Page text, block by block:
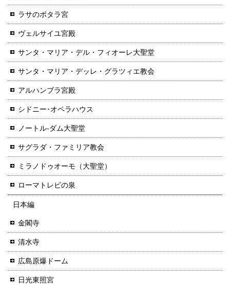
ラサのポタラ宮
ヴェルサイユ宮殿
サンタ・マリア・デル・フィオーレ大聖堂
サンタ・マリア・デッレ・グラツィエ教会
アルハンブラ宮殿
シドニー･オペラハウス
ノートル-ダム大聖堂
サグラダ・ファミリア教会
ミラノドゥオーモ（大聖堂）
ローマトレビの泉
日本編
金閣寺
清水寺
広島原爆ドーム
日光東照宮